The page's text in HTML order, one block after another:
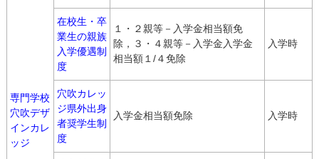
専門学校
穴吹デザ
インカレ
ッジ
在校生・卒
業生の親族
入学優遇制
度
１・２親等－入学金相当額免
除，３・４親等－入学金入学金
相当額１/４免除
入学時
穴吹カレッ
ジ県外出身
者奨学生制
度
入学金相当額免除 入学時